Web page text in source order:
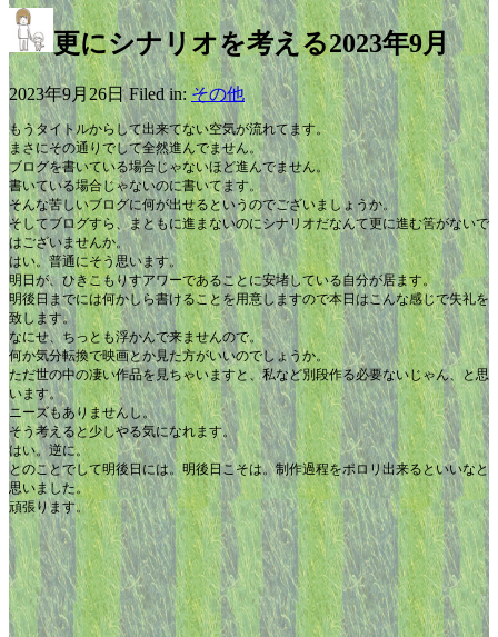
更にシナリオを考える2023年9月
2023年9月26日 Filed in:その他
もうタイトルからして出来てない空気が流れてます。
まさにその通りでして全然進んでません。
ブログを書いている場合じゃないほど進んでません。
書いている場合じゃないのに書いてます。
そんな苦しいブログに何が出せるというのでございましょうか。
そしてブログすら、まともに進まないのにシナリオだなんて更に進む筈がないで
はございませんか。
はい。普通にそう思います。
明日が、ひきこもりすアワーであることに安堵している自分が居ます。
明後日までには何かしら書けることを用意しますので本日はこんな感じで失礼を
致します。
なにせ、ちっとも浮かんで来ませんので。
何か気分転換で映画とか見た方がいいのでしょうか。
ただ世の中の凄い作品を見ちゃいますと、私など別段作る必要ないじゃん、と思
います。
ニーズもありませんし。
そう考えると少しやる気になれます。
はい。逆に。
とのことでして明後日には。明後日こそは。制作過程をポロリ出来るといいなと
思いました。
頑張ります。